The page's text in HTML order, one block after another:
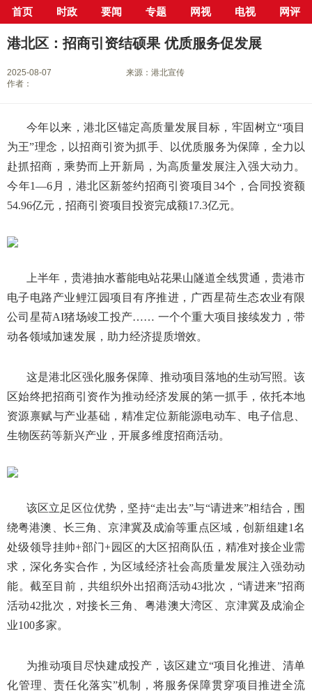
首页 时政 要闻 专题 网视 电视 网评
当前位置： 首页> 新闻中心> 县市区> 港北区> 正文
港北区：招商引资结硕果 优质服务促发展
2025-08-07
来源：港北宣传
作者：
今年以来，港北区锚定高质量发展目标，牢固树立“项目
为王”理念，以招商引资为抓手、以优质服务为保障，全力以
赴抓招商，乘势而上开新局，为高质量发展注入强大动力。
今年1—6月，港北区新签约招商引资项目34个，合同投资额
54.96亿元，招商引资项目投资完成额17.3亿元。
上半年，贵港抽水蓄能电站花果山隧道全线贯通，贵港市
电子电路产业鲤江园项目有序推进，广西星荷生态农业有限
公司星荷AI猪场竣工投产…… 一个个重大项目接续发力，带
动各领域加速发展，助力经济提质增效。
这是港北区强化服务保障、推动项目落地的生动写照。该
区始终把招商引资作为推动经济发展的第一抓手，依托本地
资源禀赋与产业基础，精准定位新能源电动车、电子信息、
生物医药等新兴产业，开展多维度招商活动。
该区立足区位优势，坚持“走出去”与“请进来”相结合，围
绕粤港澳、长三角、京津冀及成渝等重点区域，创新组建1名
处级领导挂帅+部门+园区的大区招商队伍，精准对接企业需
求，深化务实合作，为区域经济社会高质量发展注入强劲动
能。截至目前，共组织外出招商活动43批次，“请进来”招商
活动42批次，对接长三角、粤港澳大湾区、京津冀及 成渝企
业100多家。
为推动项目尽快建成投产，该区建立“项目化推进、清单
化管理、责任化落实”机制，将服务保障贯穿项目推进全流